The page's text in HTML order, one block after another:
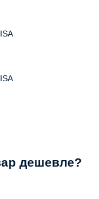
дешевле?